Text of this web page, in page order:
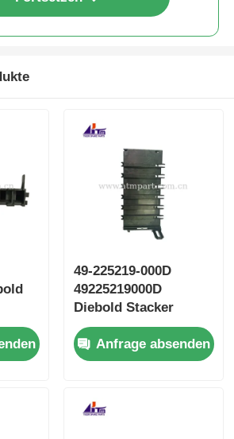
49-225219-000D
49225219000D
Diebold Stacker
Umleiter Tür
Geldautomaten Teile
Anfrage absenden